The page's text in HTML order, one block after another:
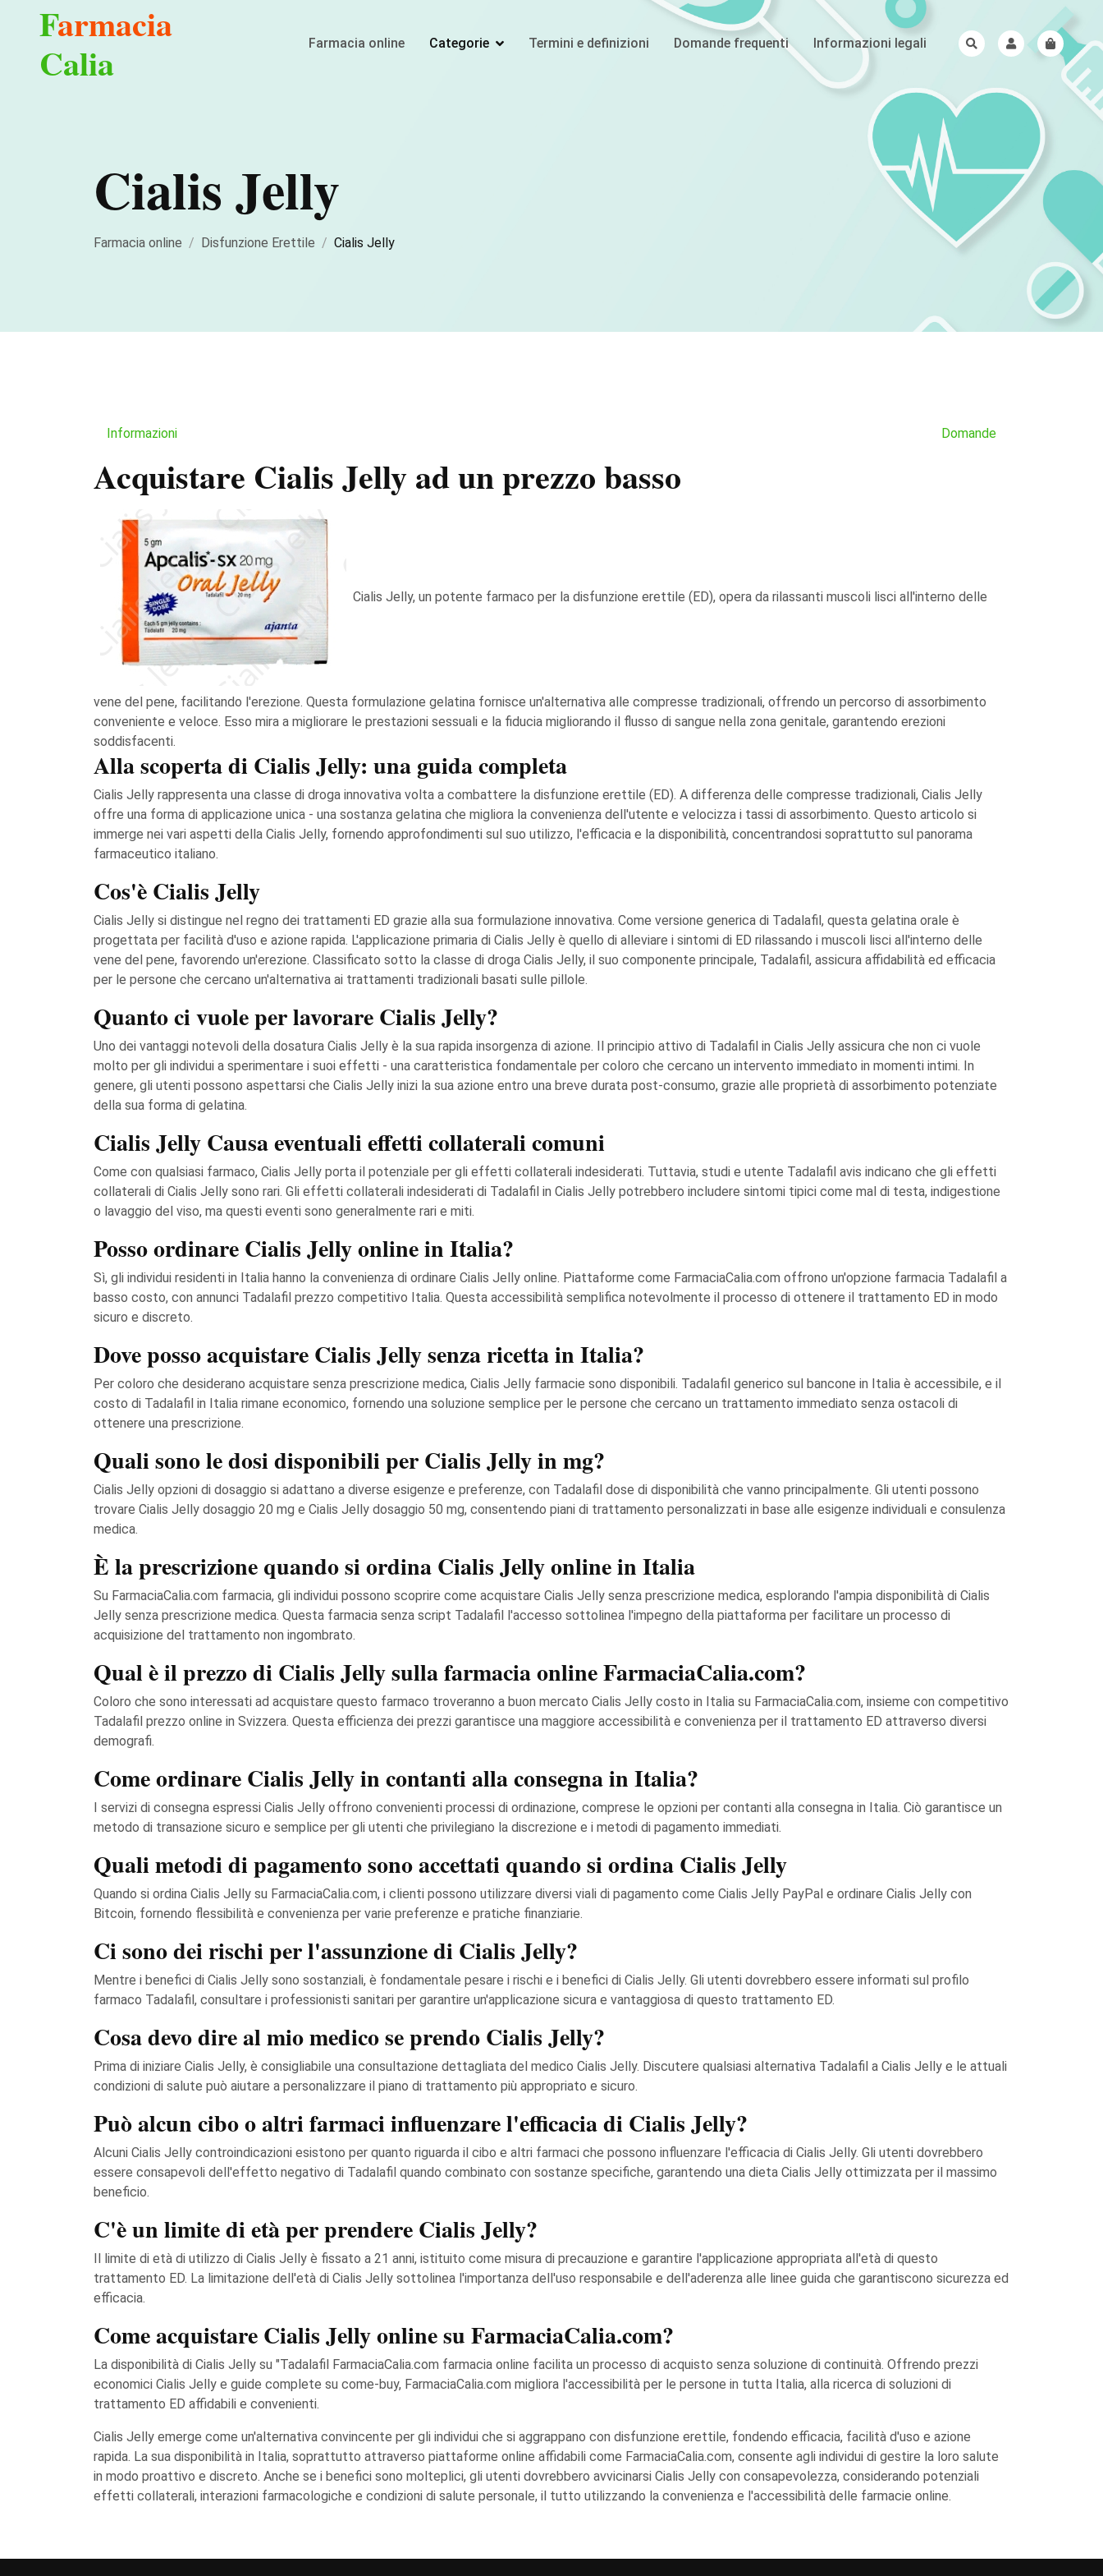
Farmacia
Calia
Farmacia online Categorie Termini e definizioni Domande frequenti Informazioni legali
Cialis Jelly
Farmacia online Disfunzione Erettile Cialis Jelly
Informazioni Domande
Acquistare Cialis Jelly ad un prezzo basso
Cialis Jelly, un potente farmaco per la disfunzione erettile (ED), opera da rilassanti muscoli lisci all'interno delle
vene del pene, facilitando l'erezione. Questa formulazione gelatina fornisce un'alternativa alle compresse tradizionali, offrendo un percorso di assorbimento
conveniente e veloce. Esso mira a migliorare le prestazioni sessuali e la fiducia migliorando il flusso di sangue nella zona genitale, garantendo erezioni
soddisfacenti.
Alla scoperta di Cialis Jelly: una guida completa
Cialis Jelly rappresenta una classe di droga innovativa volta a combattere la disfunzione erettile (ED). A differenza delle compresse tradizionali, Cialis Jelly
offre una forma di applicazione unica - una sostanza gelatina che migliora la convenienza dell'utente e velocizza i tassi di assorbimento. Questo articolo si
immerge nei vari aspetti della Cialis Jelly, fornendo approfondimenti sul suo utilizzo, l'efficacia e la disponibilità, concentrandosi soprattutto sul panorama
farmaceutico italiano.
Cos'è Cialis Jelly
Cialis Jelly si distingue nel regno dei trattamenti ED grazie alla sua formulazione innovativa. Come versione generica di Tadalafil, questa gelatina orale è
progettata per facilità d'uso e azione rapida. L'applicazione primaria di Cialis Jelly è quello di alleviare i sintomi di ED rilassando i muscoli lisci all'interno delle
vene del pene, favorendo un'erezione. Classificato sotto la classe di droga Cialis Jelly, il suo componente principale, Tadalafil, assicura affidabilità ed efficacia
per le persone che cercano un'alternativa ai trattamenti tradizionali basati sulle pillole.
Quanto ci vuole per lavorare Cialis Jelly?
Uno dei vantaggi notevoli della dosatura Cialis Jelly è la sua rapida insorgenza di azione. Il principio attivo di Tadalafil in Cialis Jelly assicura che non ci vuole
molto per gli individui a sperimentare i suoi effetti - una caratteristica fondamentale per coloro che cercano un intervento immediato in momenti intimi. In
genere, gli utenti possono aspettarsi che Cialis Jelly inizi la sua azione entro una breve durata post-consumo, grazie alle proprietà di assorbimento potenziate
della sua forma di gelatina.
Cialis Jelly Causa eventuali effetti collaterali comuni
Come con qualsiasi farmaco, Cialis Jelly porta il potenziale per gli effetti collaterali indesiderati. Tuttavia, studi e utente Tadalafil avis indicano che gli effetti
collaterali di Cialis Jelly sono rari. Gli effetti collaterali indesiderati di Tadalafil in Cialis Jelly potrebbero includere sintomi tipici come mal di testa, indigestione
o lavaggio del viso, ma questi eventi sono generalmente rari e miti.
Posso ordinare Cialis Jelly online in Italia?
Sì, gli individui residenti in Italia hanno la convenienza di ordinare Cialis Jelly online. Piattaforme come FarmaciaCalia.com offrono un'opzione farmacia Tadalafil a
basso costo, con annunci Tadalafil prezzo competitivo Italia. Questa accessibilità semplifica notevolmente il processo di ottenere il trattamento ED in modo
sicuro e discreto.
Dove posso acquistare Cialis Jelly senza ricetta in Italia?
Per coloro che desiderano acquistare senza prescrizione medica, Cialis Jelly farmacie sono disponibili. Tadalafil generico sul bancone in Italia è accessibile, e il
costo di Tadalafil in Italia rimane economico, fornendo una soluzione semplice per le persone che cercano un trattamento immediato senza ostacoli di
ottenere una prescrizione.
Quali sono le dosi disponibili per Cialis Jelly in mg?
Cialis Jelly opzioni di dosaggio si adattano a diverse esigenze e preferenze, con Tadalafil dose di disponibilità che vanno principalmente. Gli utenti possono
trovare Cialis Jelly dosaggio 20 mg e Cialis Jelly dosaggio 50 mg, consentendo piani di trattamento personalizzati in base alle esigenze individuali e consulenza
medica.
È la prescrizione quando si ordina Cialis Jelly online in Italia
Su FarmaciaCalia.com farmacia, gli individui possono scoprire come acquistare Cialis Jelly senza prescrizione medica, esplorando l'ampia disponibilità di Cialis
Jelly senza prescrizione medica. Questa farmacia senza script Tadalafil l'accesso sottolinea l'impegno della piattaforma per facilitare un processo di
acquisizione del trattamento non ingombrato.
Qual è il prezzo di Cialis Jelly sulla farmacia online FarmaciaCalia.com?
Coloro che sono interessati ad acquistare questo farmaco troveranno a buon mercato Cialis Jelly costo in Italia su FarmaciaCalia.com, insieme con competitivo
Tadalafil prezzo online in Svizzera. Questa efficienza dei prezzi garantisce una maggiore accessibilità e convenienza per il trattamento ED attraverso diversi
demografi.
Come ordinare Cialis Jelly in contanti alla consegna in Italia?
I servizi di consegna espressi Cialis Jelly offrono convenienti processi di ordinazione, comprese le opzioni per contanti alla consegna in Italia. Ciò garantisce un
metodo di transazione sicuro e semplice per gli utenti che privilegiano la discrezione e i metodi di pagamento immediati.
Quali metodi di pagamento sono accettati quando si ordina Cialis Jelly
Quando si ordina Cialis Jelly su FarmaciaCalia.com, i clienti possono utilizzare diversi viali di pagamento come Cialis Jelly PayPal e ordinare Cialis Jelly con
Bitcoin, fornendo flessibilità e convenienza per varie preferenze e pratiche finanziarie.
Ci sono dei rischi per l'assunzione di Cialis Jelly?
Mentre i benefici di Cialis Jelly sono sostanziali, è fondamentale pesare i rischi e i benefici di Cialis Jelly. Gli utenti dovrebbero essere informati sul profilo
farmaco Tadalafil, consultare i professionisti sanitari per garantire un'applicazione sicura e vantaggiosa di questo trattamento ED.
Cosa devo dire al mio medico se prendo Cialis Jelly?
Prima di iniziare Cialis Jelly, è consigliabile una consultazione dettagliata del medico Cialis Jelly. Discutere qualsiasi alternativa Tadalafil a Cialis Jelly e le attuali
condizioni di salute può aiutare a personalizzare il piano di trattamento più appropriato e sicuro.
Può alcun cibo o altri farmaci influenzare l'efficacia di Cialis Jelly?
Alcuni Cialis Jelly controindicazioni esistono per quanto riguarda il cibo e altri farmaci che possono influenzare l'efficacia di Cialis Jelly. Gli utenti dovrebbero
essere consapevoli dell'effetto negativo di Tadalafil quando combinato con sostanze specifiche, garantendo una dieta Cialis Jelly ottimizzata per il massimo
beneficio.
C'è un limite di età per prendere Cialis Jelly?
Il limite di età di utilizzo di Cialis Jelly è fissato a 21 anni, istituito come misura di precauzione e garantire l'applicazione appropriata all'età di questo
trattamento ED. La limitazione dell'età di Cialis Jelly sottolinea l'importanza dell'uso responsabile e dell'aderenza alle linee guida che garantiscono sicurezza ed
efficacia.
Come acquistare Cialis Jelly online su FarmaciaCalia.com?
La disponibilità di Cialis Jelly su "Tadalafil FarmaciaCalia.com farmacia online facilita un processo di acquisto senza soluzione di continuità. Offrendo prezzi
economici Cialis Jelly e guide complete su come-buy, FarmaciaCalia.com migliora l'accessibilità per le persone in tutta Italia, alla ricerca di soluzioni di
trattamento ED affidabili e convenienti.
Cialis Jelly emerge come un'alternativa convincente per gli individui che si aggrappano con disfunzione erettile, fondendo efficacia, facilità d'uso e azione
rapida. La sua disponibilità in Italia, soprattutto attraverso piattaforme online affidabili come FarmaciaCalia.com, consente agli individui di gestire la loro salute
in modo proattivo e discreto. Anche se i benefici sono molteplici, gli utenti dovrebbero avvicinarsi Cialis Jelly con consapevolezza, considerando potenziali
effetti collaterali, interazioni farmacologiche e condizioni di salute personale, il tutto utilizzando la convenienza e l'accessibilità delle farmacie online.